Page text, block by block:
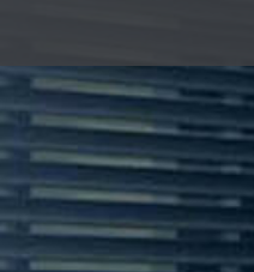
Det prisvenlige
nemt at kontrollere
får en god